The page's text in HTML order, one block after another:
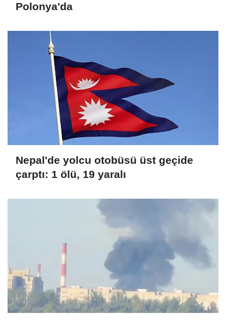
Polonya'da
Nepal'de yolcu otobüsü üst geçide
çarptı: 1 ölü, 19 yaralı